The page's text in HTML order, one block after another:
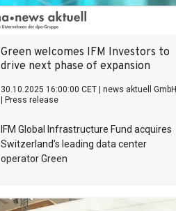
Green welcomes IFM Investors to
drive next phase of expansion
30.10.2025 16:00:00 CET
news aktuell GmbH
Press release
IFM Global Infrastructure Fund acquires
Switzerland’s leading data center
operator Green